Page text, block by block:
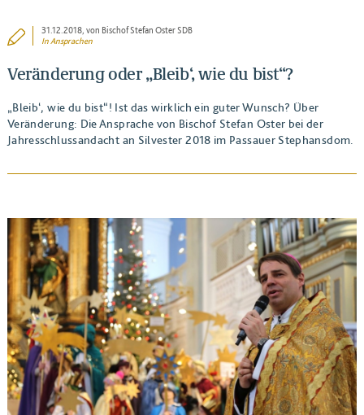
BEITRAG ANSEHEN
31.12.2018, von Bischof Stefan Oster SDB
InAnsprachen
Veränderung oder „Bleib‘, wie du bist“?
„Bleib‘, wie du bist“! Ist das wirklich ein guter Wunsch? Über
Veränderung: Die Ansprache von Bischof Stefan Oster bei der
Jahresschlussandacht an Silvester 2018 im Passauer Stephansdom.